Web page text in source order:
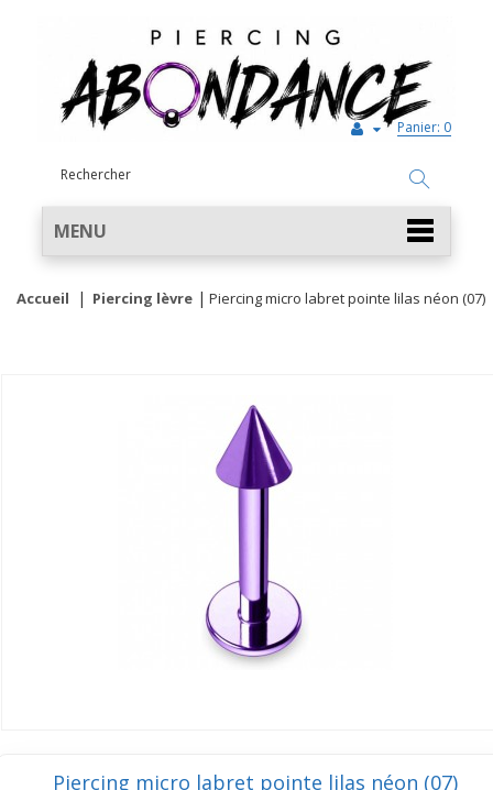
Panier: 0
MENU
Accueil Piercing lèvre Piercing micro labret pointe lilas néon (07)
Piercing micro labret pointe lilas néon (07)